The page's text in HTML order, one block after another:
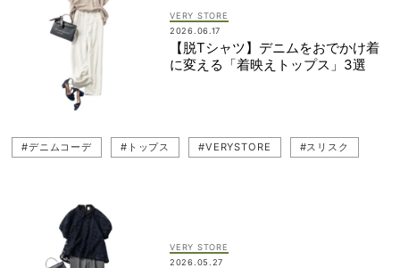
VERY STORE
2026.06.17
【脱Tシャツ】デニムをおでかけ着
に変える「着映えトップス」3選
#デニムコーデ #トップス #VERYSTORE #スリスク
VERY STORE
2026.05.27